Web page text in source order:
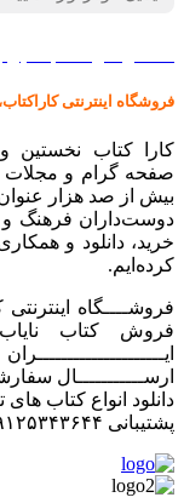
فروشگاه اینترنتی
کارا کتاب نخستین
صفحه گرام و مجلات
بیش از صد هزار
خرید، دانلود و
کرده‌ایم.
فروشــــگاه
فروش کتاب
ایـــــــــــــــــــــران
ارســـــــــــال
دانلود انواع کتاب
پشتیبانی ۰۹۱۲۵۳۴۳۶۴۴